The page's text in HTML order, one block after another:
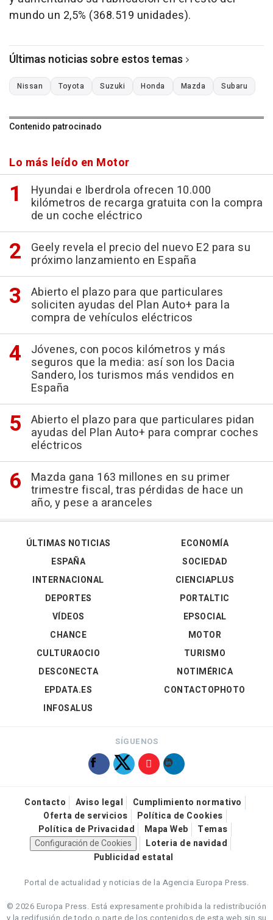
mundo un 2,5% (368.519 unidades).
Últimas noticias sobre estos temas
Nissan Toyota Suzuki Honda Mazda Subaru
Contenido patrocinado
Lo más leído en Motor
Hyundai e Iberdrola ofrecen 10.000
kilómetros de recarga gratuita con la compra
de un coche eléctrico
Geely revela el precio del nuevo E2 para su
próximo lanzamiento en España
Abierto el plazo para que particulares
soliciten ayudas del Plan Auto+ para la
compra de vehículos eléctricos
Jóvenes, con pocos kilómetros y más
seguros que la media: así son los Dacia
Sandero, los turismos más vendidos en
España
Abierto el plazo para que particulares pidan
ayudas del Plan Auto+ para comprar coches
eléctricos
Mazda gana 163 millones en su primer
trimestre fiscal, tras pérdidas de hace un
año, y pese a aranceles
ÚLTIMAS NOTICIAS
ESPAÑA
INTERNACIONAL
DEPORTES
VÍDEOS
ECONOMÍA
SOCIEDAD
CIENCIAPLUS
PORTALTIC
EPSOCIAL
CHANCE
CULTURAOCIO
DESCONECTA
EPDATA.ES
INFOSALUS
MOTOR
TURISMO
NOTIMÉRICA
CONTACTOPHOTO
SÍGUENOS
Contacto Aviso legal
Cumplimiento normativo
Oferta de servicios
Política de Cookies
Política de Privacidad
Mapa Web
Temas
Configuración de Cookies
Loteria de navidad
Publicidad estatal
Portal de actualidad y noticias de la Agencia Europa Press.
© 2026 Europa Press. Está expresamente prohibida la redistribución